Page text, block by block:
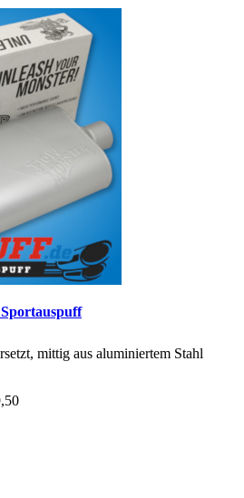
mittig aus aluminiertem Stahl